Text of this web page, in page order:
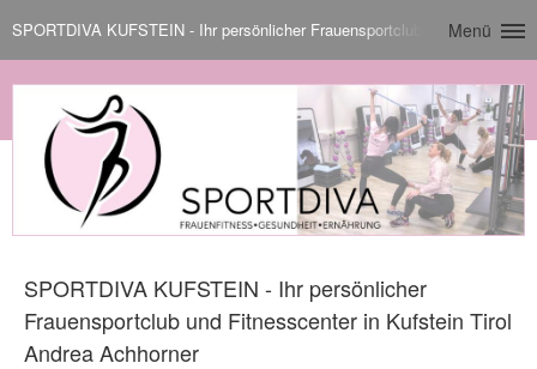
SPORTDIVA KUFSTEIN - Ihr persönlicher Frauensportclub undMenü
SPORTDIVA KUFSTEIN - Ihr persönlicher
Frauensportclub und Fitnesscenter in Kufstein Tirol
Andrea Achhorner